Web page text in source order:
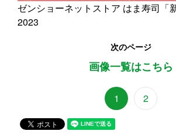
ゼンショーネットストア はま寿司「
2023
次のページ
画像一覧はこちら
1 2